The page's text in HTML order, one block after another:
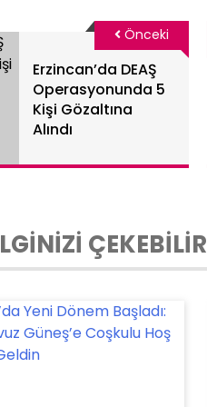
Erzincan’da DEAŞ
Operasyonunda 5
Kişi Gözaltına
Alındı
Önceki
ÇEKEBİLİR